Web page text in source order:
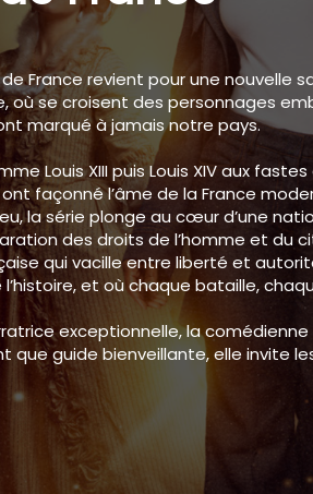
France revient pour une nouvelle
se croisent des personnages
marqué à jamais notre pays.
Louis XIII puis Louis XIV aux
façonné l’âme de la France
la série plonge au cœur d’une
des droits de l’homme et du
qui vacille entre liberté et
et où chaque bataille,
exceptionnelle, la
que guide bienveillante, elle invite